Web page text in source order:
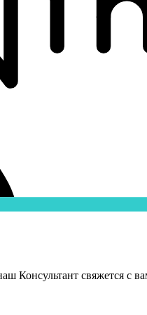
Консультант свяжется с